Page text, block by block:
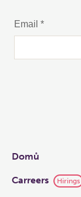
Links
Domů
Carreers Hirings